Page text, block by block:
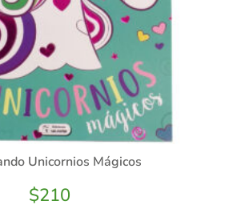
Unicornios Mágicos
$210